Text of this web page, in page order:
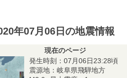
年07月06日の地震情報
現在のページ
発生時刻：07月06日23:28頃
震源地：岐阜県飛騨地方